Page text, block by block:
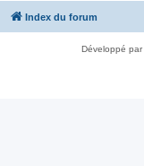
Index du forum
Développé par